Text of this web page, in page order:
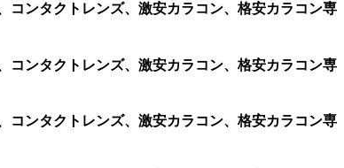
コンタクトレンズ、激安カラコン、格安カラコン専
コンタクトレンズ、激安カラコン、格安カラコン専
コンタクトレンズ、激安カラコン、格安カラコン専